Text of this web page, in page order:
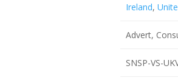
Ireland,
Advert,
SNSP-VS-